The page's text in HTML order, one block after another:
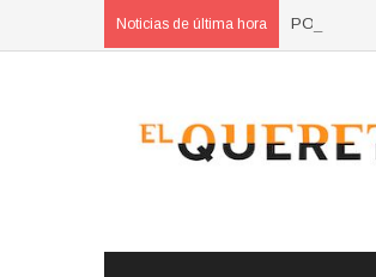
Noticias de última hora POES